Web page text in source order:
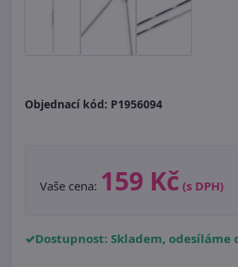
Objednací kód: P1956094
Vaše cena: 159 Kč (s DPH)
Dostupnost: Skladem, odesíláme